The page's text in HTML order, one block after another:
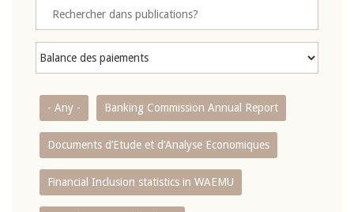
- Any - Banking Commission Annual Report
Documents d’Etude et d’Analyse Economiques
Financial Inclusion statistics in WAEMU